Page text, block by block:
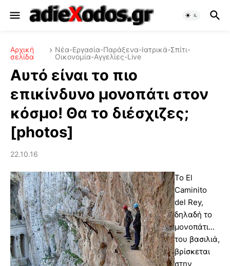
Αρχική
σελίδα
Νέα-Εργασία-Παράξενα-Ιατρικά-Σπίτι-
Οικονομία-Αγγελίες-Live
Αυτό είναι το πιο
επικίνδυνο μονοπάτι στον
κόσμο! Θα το διέσχιζες;
[photos]
22.10.16
Το El
Caminito
del Rey,
δηλαδή το
μονοπάτι...
του βασιλιά,
βρίσκεται
στην